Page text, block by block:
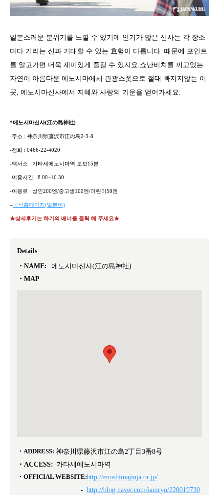
일본스러운 분위기를 느낄 수 있기에 인기가 많은 신사는 각 장소
마다 기리는 신과 기대할 수 있는 효험이 다릅니다. 때문에 포인트
를 알고가면 더욱 재미있게 즐길 수 있지요.쇼난비치를 끼고있는
자연이 아름다운 에노시마에서 관광스폿으로 절대 빠지지않는 이
곳, 에노시마신사에서 지혜와 사랑의 기운을 얻어가세요.
*에노시마신사(江の島神社)
-주소 : 神奈川県藤沢市江の島2-3-8
-전화 : 0466-22-4020
-액서스 : 가타세에노시마역 도보15분
-이용시간 : 8:00~16:30
-이용료 : 성인200엔/중고생100엔/어린이50엔
–공식홈페이지(일본어)
★상세후기는 하기의 배너를 클릭 해 주세요★
Details
NAME:
에노시마신사(江の島神社)
MAP
ADDRESS: 神奈川県藤沢市江の島2丁目3番8号
ACCESS: 가타세에노시마역
OFFICIAL WEBSITE:http://enoshimajinja.or.jp/
http://blog.naver.com/iamryo/220019730